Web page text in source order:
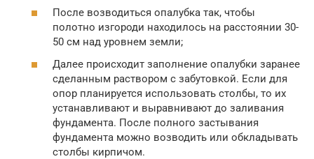
После возводиться опалубка так, чтобы
полотно изгороди находилось на расстоянии 30-
50 см над уровнем земли;
Далее происходит заполнение опалубки заранее
сделанным раствором с забутовкой. Если для
опор планируется использовать столбы, то их
устанавливают и выравнивают до заливания
фундамента. После полного застывания
фундамента можно возводить или обкладывать
столбы кирпичом.